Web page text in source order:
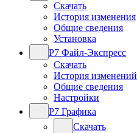
Скачать
История изменения
Общие сведения
Установка
Р7 Файл-Экспресс
Скачать
История изменений
Общие сведения
Настройки
Р7 Графика
Скачать